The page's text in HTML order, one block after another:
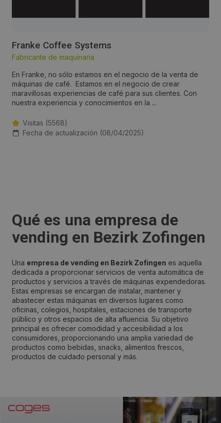
Franke Coffee Systems
Fabricante de maquinaria
En Franke, no sólo estamos en el negocio de la venta de
máquinas de café. Estamos en el negocio de crear
maravillosas experiencias de café para sus clientes. Con
nuestra experiencia y conocimientos en la ...
Visitas (5568)
Fecha de actualización (08/04/2025)
Qué es una empresa de
vending en Bezirk Zofingen
Una empresa de vending en Bezirk Zofingen es aquella
dedicada a proporcionar servicios de venta automática de
productos y servicios a través de máquinas expendedoras.
Estas empresas se encargan de instalar, mantener y
abastecer estas máquinas en diversos lugares como
oficinas, colegios, hospitales, estaciones de transporte
público y otros espacios de alta afluencia. Su objetivo
principal es ofrecer comodidad y accesibilidad a los
consumidores, proporcionando una amplia variedad de
productos como bebidas, snacks, alimentos frescos,
productos de cuidado personal y más.